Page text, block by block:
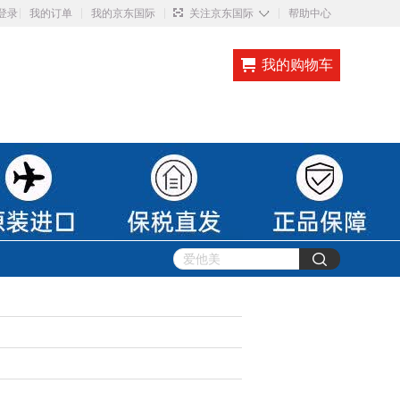
录 我的订单 我的京东国际 关注京东国际 ◇ 帮助中心
我的购物车